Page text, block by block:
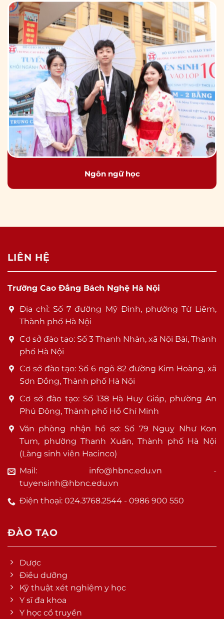
Ngôn ngữ học
LIÊN HỆ
Trường Cao Đẳng Bách Nghệ Hà Nội
Địa chỉ: Số 7 đường Mỹ Đình, phường Từ Liêm,
Thành phố Hà Nội
Cơ sở đào tạo: Số 3 Thanh Nhàn, xã Nội Bài, Thành
phố Hà Nội
Cơ sở đào tạo: Số 6 ngõ 82 đường Kim Hoàng, xã
Sơn Đồng, Thành phố Hà Nội
Cơ sở đào tạo: Số 138 Hà Huy Giáp, phường An
Phú Đông, Thành phố Hồ Chí Minh
Văn phòng nhận hồ sơ: Số 79 Nguỵ Như Kon
Tum, phường Thanh Xuân, Thành phố Hà Nội
(Làng sinh viên Hacinco)
Mail: info@hbnc.edu.vn -
tuyensinh@hbnc.edu.vn
Điện thoại: 024.3768.2544 - 0986 900 550
ĐÀO TẠO
Dược
Điều dưỡng
Kỹ thuật xét nghiệm y học
Y sĩ đa khoa
Y học cổ truyền